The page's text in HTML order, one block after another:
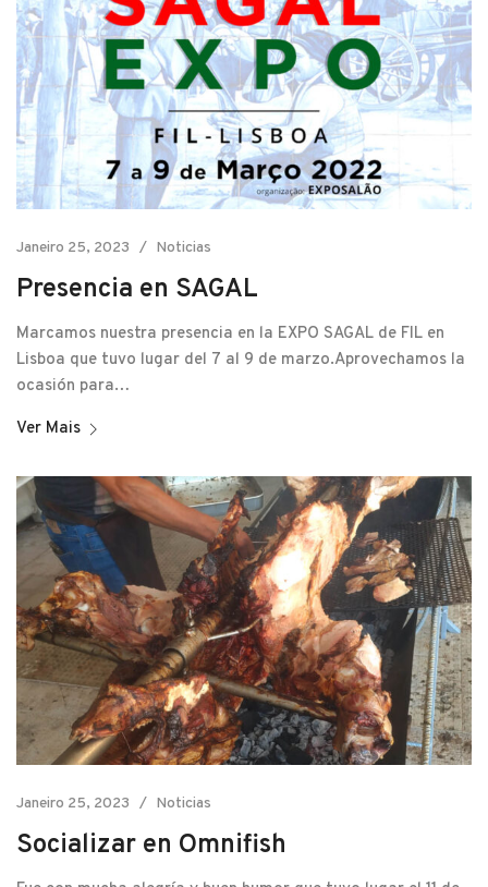
Janeiro 25, 2023 Noticias
Presencia en SAGAL
Marcamos nuestra presencia en la EXPO SAGAL de FIL en
Lisboa que tuvo lugar del 7 al 9 de marzo.Aprovechamos la
ocasión para…
Ver Mais
Janeiro 25, 2023 Noticias
Socializar en Omnifish